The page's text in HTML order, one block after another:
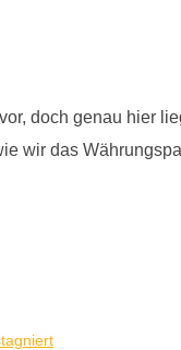
doch genau hier
wir das